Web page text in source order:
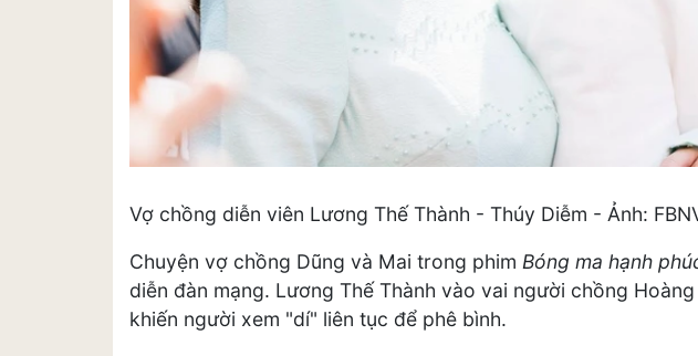
Vợ chồng diễn viên Lương Thế Thành - Thúy Diễm - Ảnh:
Chuyện vợ chồng Dũng và Mai trong phim Bóng ma hạnh
diễn đàn mạng. Lương Thế Thành vào vai người chồng
khiến người xem "dí" liên tục để phê bình.